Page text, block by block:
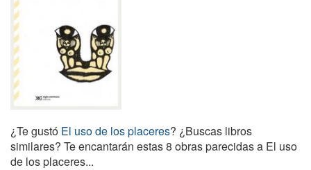
¿Te gustó El uso de los placeres? ¿Buscas libros
similares? Te encantarán estas 8 obras parecidas a El uso
de los placeres...